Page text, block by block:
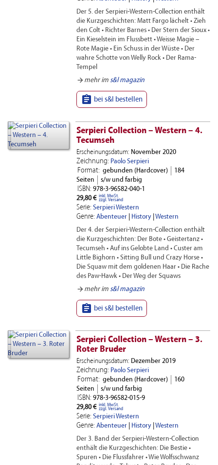
Der 5. der Serpieri-Western-Collection enthält
die Kurzgeschichten: Matt Fargo lächelt • Zieh
den Colt • Richter Barnes • Der Stern der Sioux •
Ein Kieselstein im Flussbett • Weisse Magie –
Rote Magie • Ein Schuss in der Wüste • Der
wahre Schotte von Welly Rock • Der Rama-
Tempel
arrow_forward mehr im s&l magazin
 bei s&l bestellen
Serpieri Collection – Western – 4.
Tecumseh
Erscheinungsdatum: November 2020
Zeichnung: Paolo Serpieri
Format: gebunden (Hardcover)
184
Seiten
s/w und farbig
ISBN: 978-3-96582-040-1
29,80 € inkl. MwSt.
zzgl. Versand
Serie: Serpieri Western
Genre: Abenteuer| History| Western
Der 4. der Serpieri-Western-Collection enthält
die Kurzgeschichten: Der Bote • Geistertanz •
Tecumseh • Auf ins Gelobte Land • Custer am
Little Bighorn • Sitting Bull und Crazy Horse •
Die Squaw mit dem goldenen Haar • Die Rache
des Paw-Hawk • Der Weg der Squaws
arrow_forward mehr im s&l magazin
 bei s&l bestellen
Serpieri Collection – Western – 3.
Roter Bruder
Erscheinungsdatum: Dezember 2019
Zeichnung: Paolo Serpieri
Format: gebunden (Hardcover)
160
Seiten
s/w und farbig
ISBN: 978-3-96582-015-9
29,80 € inkl. MwSt.
zzgl. Versand
Serie: Serpieri Western
Genre: Abenteuer| History| Western
Der 3. Band der Serpieri-Western-Collection
enthält die Kurzgeschichten: Die Bestie •
Spuren • Die Flussfahrer • Wie Wolfsschwanz